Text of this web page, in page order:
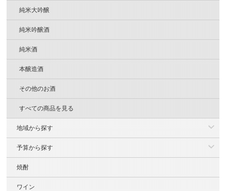
純米大吟醸
純米吟醸酒
純米酒
本醸造酒
その他のお酒
すべての商品を見る
地域から探す
予算から探す
焼酎
ワイン